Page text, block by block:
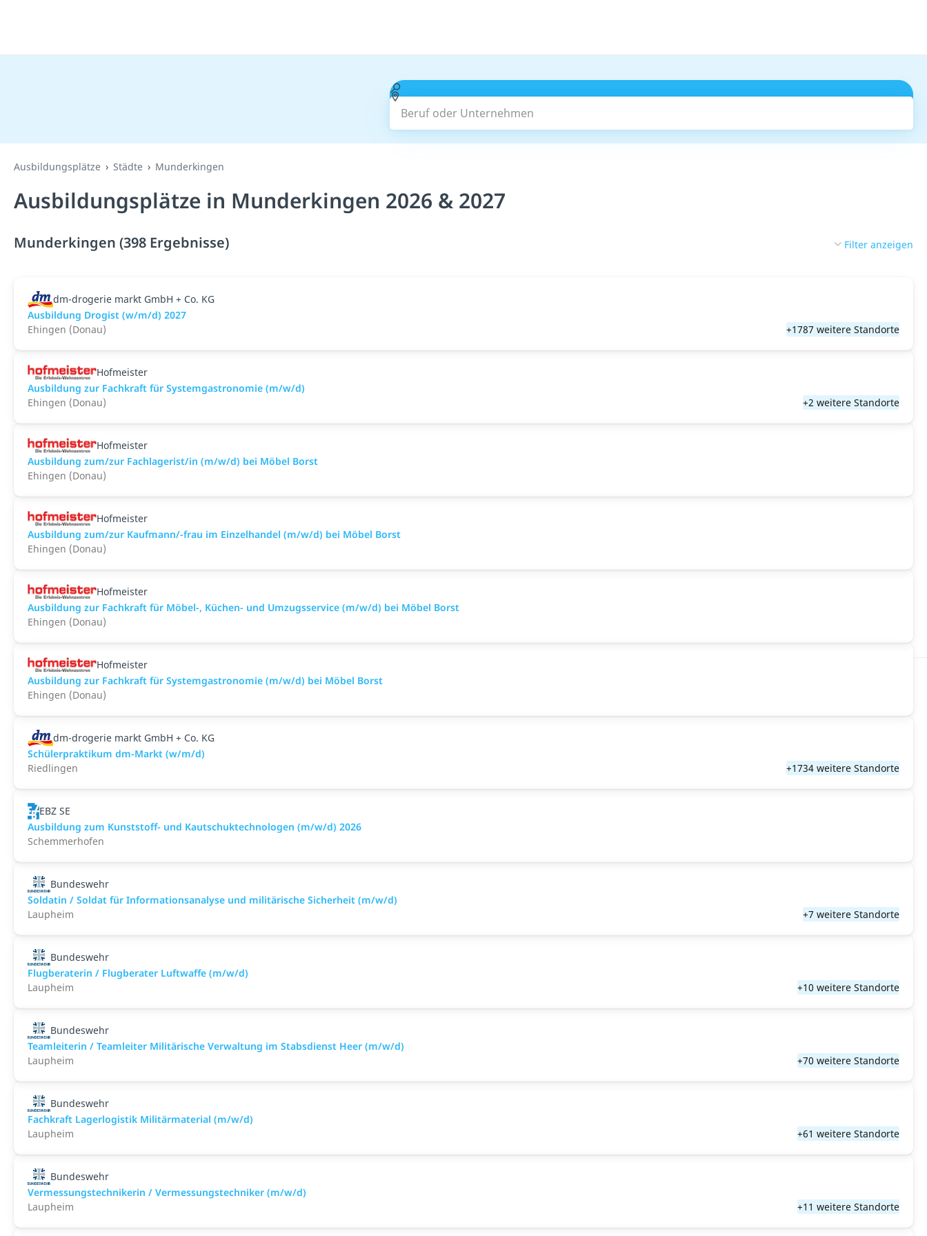
Beruf oder Unternehmen
Ausbildungsplätze Städte Munderkingen
Ausbildungsplätze in Munderkingen 2026 & 2027
Munderkingen (398 Ergebnisse) Filter anzeigen
dm-drogerie markt GmbH + Co. KG
Ausbildung Drogist (w/m/d) 2027
Ehingen (Donau)
+1787 weitere Standorte
Hofmeister
Ausbildung zur Fachkraft für Systemgastronomie (m/w/d)
Ehingen (Donau)
+2 weitere Standorte
Hofmeister
Ausbildung zum/zur Fachlagerist/in (m/w/d) bei Möbel Borst
Ehingen (Donau)
Hofmeister
Ausbildung zum/zur Kaufmann/-frau im Einzelhandel (m/w/d) bei Möbel Borst
Ehingen (Donau)
Hofmeister
Ausbildung zur Fachkraft für Möbel-, Küchen- und Umzugsservice (m/w/d) bei Möbel Borst
Ehingen (Donau)
Hofmeister
Ausbildung zur Fachkraft für Systemgastronomie (m/w/d) bei Möbel Borst
Ehingen (Donau)
dm-drogerie markt GmbH + Co. KG
Schülerpraktikum dm-Markt (w/m/d)
Riedlingen
+1734 weitere Standorte
EBZ SE
Ausbildung zum Kunststoff- und Kautschuktechnologen (m/w/d) 2026
Schemmerhofen
Bundeswehr
Soldatin / Soldat für Informationsanalyse und militärische Sicherheit (m/w/d)
Laupheim
+7 weitere Standorte
Bundeswehr
Flugberaterin / Flugberater Luftwaffe (m/w/d)
Laupheim
+10 weitere Standorte
Bundeswehr
Teamleiterin / Teamleiter Militärische Verwaltung im Stabsdienst Heer (m/w/d)
Laupheim
+70 weitere Standorte
Bundeswehr
Fachkraft Lagerlogistik Militärmaterial (m/w/d)
Laupheim
+61 weitere Standorte
Bundeswehr
Vermessungstechnikerin / Vermessungstechniker (m/w/d)
Laupheim
+11 weitere Standorte